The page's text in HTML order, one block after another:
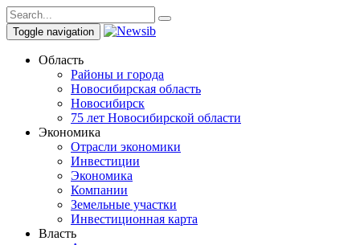
Toggle navigation
Область
Районы и города
Новосибирская область
Новосибирск
75 лет Новосибирской области
Экономика
Отрасли экономики
Инвестиции
Экономика
Компании
Земельные участки
Инвестиционная карта
Власть